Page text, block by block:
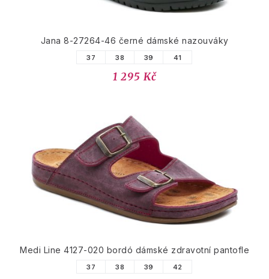
Jana 8-27264-46 černé dámské nazouváky
37 38 39 41
1 295 Kč
Medi Line 4127-020 bordó dámské zdravotní pantofle
37 38 39 42